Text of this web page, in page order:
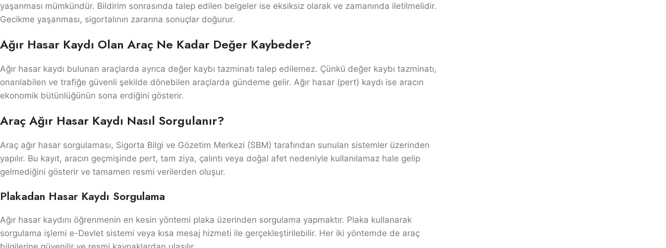
yaşanması mümkündür. Bildirim sonrasında talep edilen belgeler ise eksiksiz olarak ve zamanında iletilmelidir.
Gecikme yaşanması, sigortalının zararına sonuçlar doğurur.
Ağır Hasar Kaydı Olan Araç Ne Kadar Değer Kaybeder?
Ağır hasar kaydı bulunan araçlarda ayrıca değer kaybı tazminatı talep edilemez. Çünkü değer kaybı tazminatı,
onarılabilen ve trafiğe güvenli şekilde dönebilen araçlarda gündeme gelir. Ağır hasar (pert) kaydı ise aracın
ekonomik bütünlüğünün sona erdiğini gösterir.
Araç Ağır Hasar Kaydı Nasıl Sorgulanır?
Araç ağır hasar sorgulaması, Sigorta Bilgi ve Gözetim Merkezi (SBM) tarafından sunulan sistemler üzerinden
yapılır. Bu kayıt, aracın geçmişinde pert, tam ziya, çalıntı veya doğal afet nedeniyle kullanılamaz hale gelip
gelmediğini gösterir ve tamamen resmi verilerden oluşur.
Plakadan Hasar Kaydı Sorgulama
Ağır hasar kaydını öğrenmenin en kesin yöntemi plaka üzerinden sorgulama yapmaktır. Plaka kullanarak
sorgulama işlemi e-Devlet sistemi veya kısa mesaj hizmeti ile gerçekleştirilebilir. Her iki yöntemde de araç